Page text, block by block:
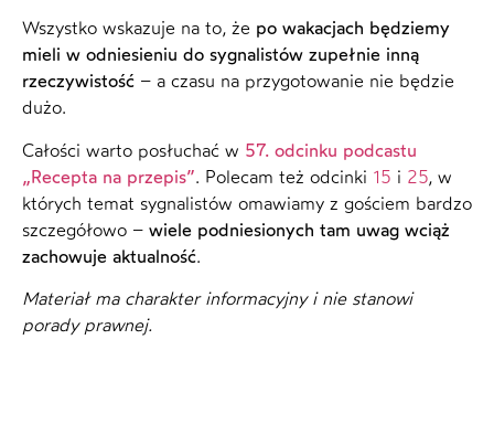
Wszystko wskazuje na to, że po wakacjach będziemy
mieli w odniesieniu do sygnalistów zupełnie inną
rzeczywistość – a czasu na przygotowanie nie będzie
dużo.
Całości warto posłuchać w 57. odcinku podcastu
„Recepta na przepis”. Polecam też odcinki 15 i 25, w
których temat sygnalistów omawiamy z gościem bardzo
szczegółowo – wiele podniesionych tam uwag wciąż
zachowuje aktualność.
Materiał ma charakter informacyjny i nie stanowi
porady prawnej.